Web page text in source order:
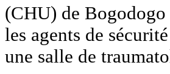
(CHU) de Bogodogo
les agents de
une salle de